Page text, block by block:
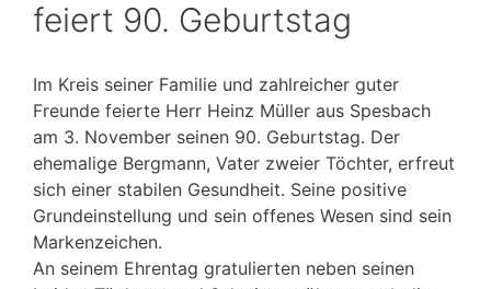
feiert 90. Geburtstag
Im Kreis seiner Familie und zahlreicher guter
Freunde feierte Herr Heinz Müller aus Spesbach
am 3. November seinen 90. Geburtstag. Der
ehemalige Bergmann, Vater zweier Töchter, erfreut
sich einer stabilen Gesundheit. Seine positive
Grundeinstellung und sein offenes Wesen sind sein
Markenzeichen.
An seinem Ehrentag gratulierten neben seinen